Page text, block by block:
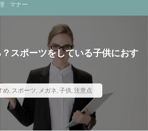
マナー
スポーツをしている子供におす
め, スポーツ, メガネ, 子供, 注意点